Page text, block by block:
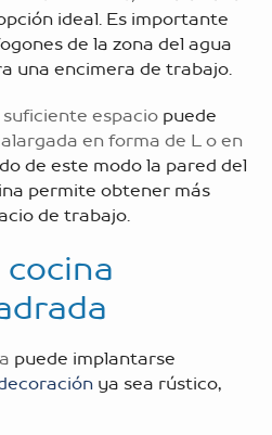
ideal. Es importante
de la zona del agua
una encimera de trabajo.
espacio puede
en forma de L o en
de este modo la pared del
permite obtener más
de trabajo.
puede implantarse
ya sea rústico,